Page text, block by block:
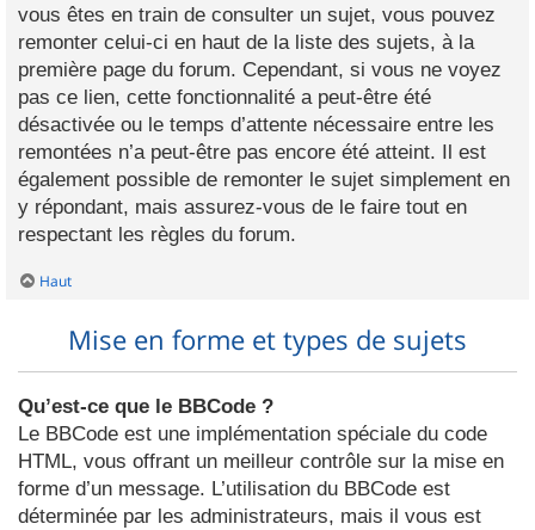
vous êtes en train de consulter un sujet, vous pouvez
remonter celui-ci en haut de la liste des sujets, à la
première page du forum. Cependant, si vous ne voyez
pas ce lien, cette fonctionnalité a peut-être été
désactivée ou le temps d’attente nécessaire entre les
remontées n’a peut-être pas encore été atteint. Il est
également possible de remonter le sujet simplement en
y répondant, mais assurez-vous de le faire tout en
respectant les règles du forum.
Haut
Mise en forme et types de sujets
Qu’est-ce que le BBCode ?
Le BBCode est une implémentation spéciale du code
HTML, vous offrant un meilleur contrôle sur la mise en
forme d’un message. L’utilisation du BBCode est
déterminée par les administrateurs, mais il vous est